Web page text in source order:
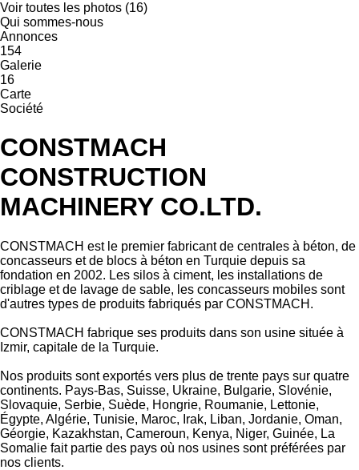
Voir toutes les photos (16)
Qui sommes-nous
Annonces
154
Galerie
16
Carte
Société
CONSTMACH
CONSTRUCTION
MACHINERY CO.LTD.
CONSTMACH est le premier fabricant de centrales à béton, de
concasseurs et de blocs à béton en Turquie depuis sa
fondation en 2002. Les silos à ciment, les installations de
criblage et de lavage de sable, les concasseurs mobiles sont
d'autres types de produits fabriqués par CONSTMACH.
CONSTMACH fabrique ses produits dans son usine située à
Izmir, capitale de la Turquie.
Nos produits sont exportés vers plus de trente pays sur quatre
continents. Pays-Bas, Suisse, Ukraine, Bulgarie, Slovénie,
Slovaquie, Serbie, Suède, Hongrie, Roumanie, Lettonie,
Égypte, Algérie, Tunisie, Maroc, Irak, Liban, Jordanie, Oman,
Géorgie, Kazakhstan, Cameroun, Kenya, Niger, Guinée, La
Somalie fait partie des pays où nos usines sont préférées par
nos clients.